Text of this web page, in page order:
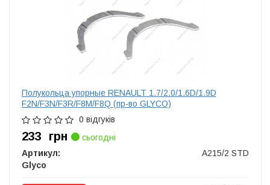
Полукольца упорные RENAULT 1.7/2.0/1.6D/1.9D
F2N/F3N/F3R/F8M/F8Q (пр-во GLYCO)
0 відгуків
233 грн
сьогодні
Артикул:
A215/2 STD
Glyco